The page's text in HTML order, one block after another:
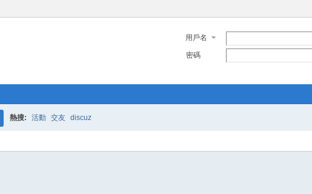
用戶名
密碼
熱搜: 活動 交友 discuz